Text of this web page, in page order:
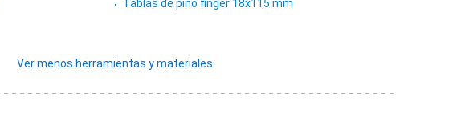
Tablas de pino finger 18x115 mm
Ver menos herramientas y materiales